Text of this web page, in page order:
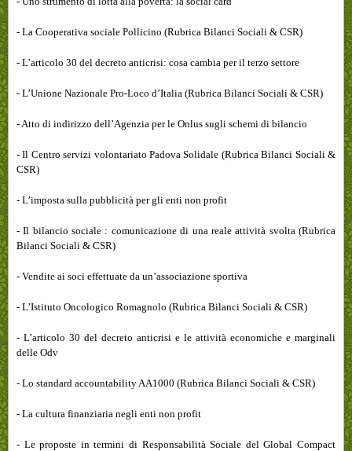
- La Cooperativa sociale Pollicino (Rubrica Bilanci Sociali & CSR)
- L’articolo 30 del decreto anticrisi: cosa cambia per il terzo settore
- L’Unione Nazionale Pro-Loco d’Italia (Rubrica Bilanci Sociali & CSR)
- Atto di indirizzo dell’Agenzia per le Onlus sugli schemi di bilancio
- Il Centro servizi volontariato Padova Solidale (Rubrica Bilanci Sociali &
CSR)
- L’imposta sulla pubblicità per gli enti non profit
- Il bilancio sociale : comunicazione di una reale attività svolta (Rubrica
Bilanci Sociali & CSR)
- Vendite ai soci effettuate da un’associazione sportiva
- L’Istituto Oncologico Romagnolo (Rubrica Bilanci Sociali & CSR)
- L’articolo 30 del decreto anticrisi e le attività economiche e marginali
delle Odv
- Lo standard accountability AA1000 (Rubrica Bilanci Sociali & CSR)
- La cultura finanziaria negli enti non profit
- Le proposte in termini di Responsabilità Sociale del Global Compact